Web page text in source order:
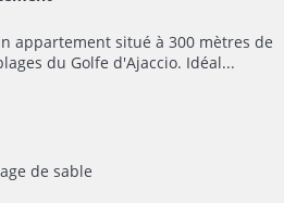
appartement situé à 300 mètres de
du Golfe d'Ajaccio. Idéal...
de sable